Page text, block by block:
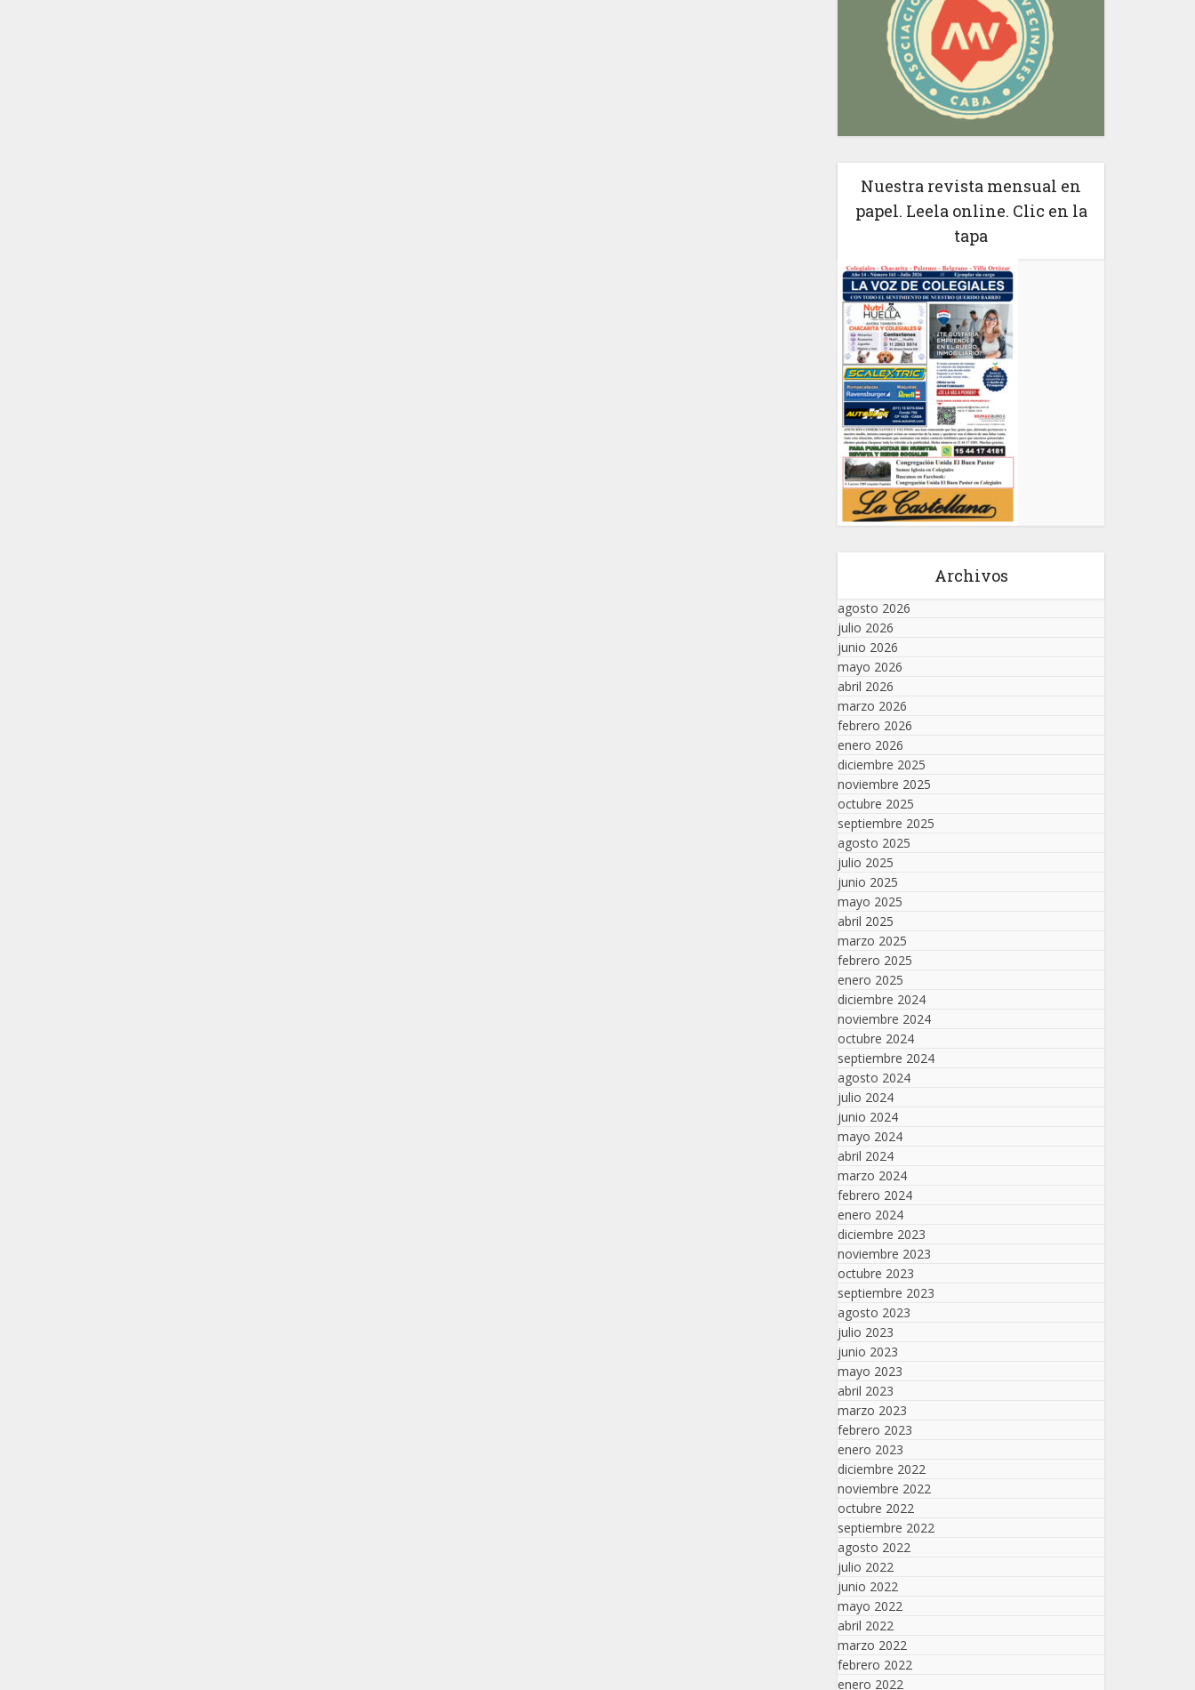
Nuestra revista mensual en
papel. Leela online. Clic en la
tapa
Archivos
agosto 2026
julio 2026
junio 2026
mayo 2026
abril 2026
marzo 2026
febrero 2026
enero 2026
diciembre 2025
noviembre 2025
octubre 2025
septiembre 2025
agosto 2025
julio 2025
junio 2025
mayo 2025
abril 2025
marzo 2025
febrero 2025
enero 2025
diciembre 2024
noviembre 2024
octubre 2024
septiembre 2024
agosto 2024
julio 2024
junio 2024
mayo 2024
abril 2024
marzo 2024
febrero 2024
enero 2024
diciembre 2023
noviembre 2023
octubre 2023
septiembre 2023
agosto 2023
julio 2023
junio 2023
mayo 2023
abril 2023
marzo 2023
febrero 2023
enero 2023
diciembre 2022
noviembre 2022
octubre 2022
septiembre 2022
agosto 2022
julio 2022
junio 2022
mayo 2022
abril 2022
marzo 2022
febrero 2022
enero 2022